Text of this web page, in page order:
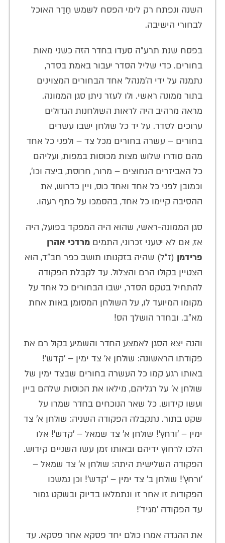
השנה ונפתח רק לימי הפסח לשמש חַדַר האוכל
לבחורי הישיבה.
בפסח שנת תרע"ה סעדו בחדר הזה כשני מאות
בחורים. כדי שליל הסדר יעבור באמת בסדר,
נתמנה על ידי ה'מנהל' אחד הבחורים המצוינים
בתור ממונה ראשי. ולו לעזר ניתן סגן הממונה.
מראה מרהיב היה לראות השולחנות הגדולים
ערוכים לסדר. על יד כל שולחן ישבו עשרים
בחורים – עשרה בחורים מכל צד – ולפני כל אחד
מהם סודרו שלוש מצות מכוסות במפות, ועליהם
כל האביזרים הנחוצים – מרור, חרוסת, ביצה וכו',
וכמובן לפני כל אחד ואחד כוס, ויין כדרוש, את
ההסיבה קיימו כל אחד, בהסמכו על כתף רעהו.
סגן הממונה-ראשי, שהוא היה המפקד בפועל, היה
אז, אם לא יטעני זכרוני, התמים מרדכי אהרן
פרידמן (ז"ל) שהיה בזקנותו תושב כפר חב"ד, הוא
הצטיין בקולו הרם והצלול. עד לקבלת הפקודה
להתחיל בטקס הסדר, ישבו הבחורים כל אחד על
מקומו המיועד לו, על השולחן המסומן באות אחת
מא"ב. ובחדר הושלך הס!
והנה יצא הסגן לאמצע החדר והשמיע בקול רם את
פקודתו הראשונה: שולחן א' צד ימין – 'קדש'!
באותו רגע קמו כל העשרה בחורים שבצד ימין של
שולחן א' על רגליהם, מילאו את הכוסות שלהם ביין
ועשו קידוש. כל שאר הנוכחים בחדר שמרו על
שקט בתור. נתקבלה הפקודה השניה: שולחן א' צד
ימין – 'ורחץ'! שולחן א' צד שמאל – 'קדש'! אלו
הלכו לרחוץ ידיהם ובאותו זמן עשו השניים קידוש.
הפקודה השלישית היתה: שולחן א' צד שמאל –
'ורחץ'! שולחן ב' צד ימין – 'קדש'! וכן נמשכו
הפקודות זו אחר זו ונתמלאו בדיוק ובשקט גמור
עד הפקודה 'מגיד'!
את ההגדה אמרו כולם יחד פסקא אחר פסקא. עד